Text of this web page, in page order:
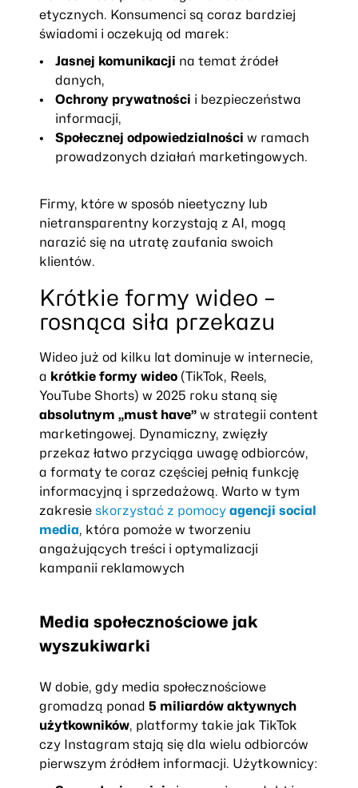
etycznych. Konsumenci są coraz bardziej
świadomi i oczekują od marek:
Jasnej komunikacji na temat źródeł
danych,
Ochrony prywatności i bezpieczeństwa
informacji,
Społecznej odpowiedzialności w ramach
prowadzonych działań marketingowych.
Firmy, które w sposób nieetyczny lub
nietransparentny korzystają z AI, mogą
narazić się na utratę zaufania swoich
klientów.
Krótkie formy wideo –
rosnąca siła przekazu
Wideo już od kilku lat dominuje w internecie,
a krótkie formy wideo(TikTok, Reels,
YouTube Shorts) w 2025 roku staną się
absolutnym „must have”w strategii content
marketingowej. Dynamiczny, zwięzły
przekaz łatwo przyciąga uwagę odbiorców,
a formaty te coraz częściej pełnią funkcję
informacyjną i sprzedażową. Warto w tym
zakresie skorzystać z pomocy agencji social
media, która pomoże w tworzeniu
angażujących treści i optymalizacji
kampanii reklamowych
Media społecznościowe jak
wyszukiwarki
W dobie, gdy media społecznościowe
gromadzą ponad 5 miliardów aktywnych
użytkowników, platformy takie jak TikTok
czy Instagram stają się dla wielu odbiorców
pierwszym źródłem informacji. Użytkownicy: